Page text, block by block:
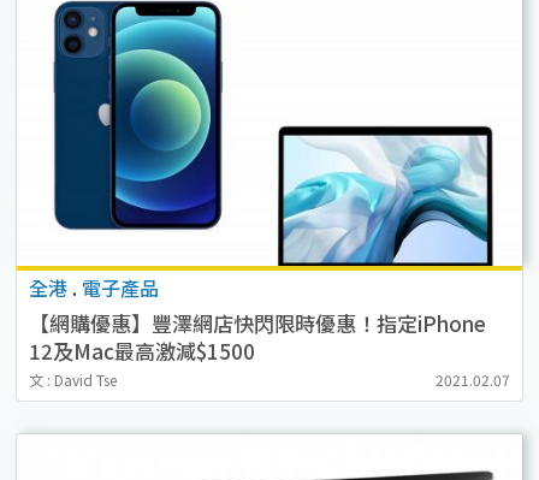
全港 . 電子產品
【網購優惠】豐澤網店快閃限時優惠！指定iPhone
12及Mac最高激減$1500
文 : David Tse 2021.02.07